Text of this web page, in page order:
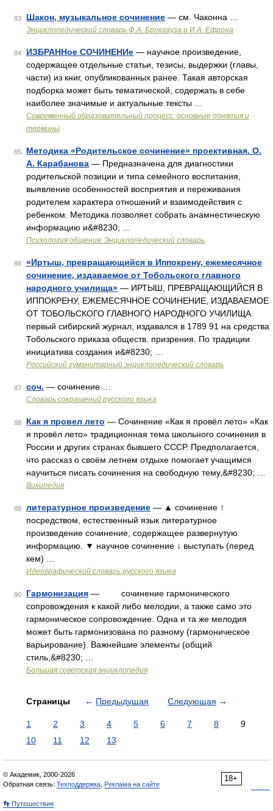
83 Шакон, музыкальное сочинение — см. Чаконна …
Энциклопедический словарь Ф.А. Брокгауза и И.А. Ефрона
84 ИЗБРАННое СОЧИНЕНИе — научное произведение,
содержащее отдельные статьи, тезисы, выдержки (главы,
части) из книг, опубликованных ранее. Такая авторская
подборка может быть тематической, содержать в себе
наиболее значимые и актуальные тексты …
Современный образовательный процесс: основные понятия и
термины
85
Методика «Родительское сочинение» проективная. О.
А. Карабанова — Предназначена для диагностики
родительской позиции и типа семейного воспитания,
выявление особенностей восприятия и переживания
родителем характера отношений и взаимодействия с
ребенком. Методика позволяет собрать анамнестическую
информацию и&#8230; …
Психология общения. Энциклопедический словарь
86
«Иртыш, превращающийся в Иппокрену, ежемесячное
сочинение, издаваемое от Тобольского главного
народного училища» — ИРТЫШ, ПРЕВРАЩАЮЩИЙСЯ В
ИППОКРЕНУ, ЕЖЕМЕСЯЧНОЕ СОЧИНЕНИЕ, ИЗДАВАЕМОЕ
ОТ ТОБОЛЬСКОГО ГЛАВНОГО НАРОДНОГО УЧИЛИЩА
первый сибирский журнал, издавался в 1789 91 на средства
Тобольского приказа обществ. призрения. По традиции
инициатива создания и&#8230; …
Российский гуманитарный энциклопедический словарь
87 соч. — сочинение …
Словарь сокращений русского языка
88 Как я провел лето — Сочинение «Как я провёл лето» «Как
я провёл лето» традиционная тема школьного сочинения в
России и других странах бывшего СССР. Предполагается,
что рассказ о своём летнем отдыхе помогает учащимся
научиться писать сочинения на свободную тему,&#8230; …
Википедия
89 литературное произведение — ▲ сочинение ↑
посредством, естественный язык литературное
произведение сочинение, содержащее развернутую
информацию. ▼ научное сочинение ↓ выступать (перед
кем) …
Идеографический словарь русского языка
90 Гармонизация — сочинение гармонического
сопровождения к какой либо мелодии, а также само это
гармоническое сопровождение. Одна и та же мелодия
может быть гармонизована по разному (гармоническое
варьирование). Важнейшие элементы (общий
стиль,&#8230; …
Большая советская энциклопедия
Страницы ← Предыдущая Следующая →
1 2 3 4 5 6 7 8
9
10
11 12 13
18+
© Академик, 2000-2026
Обратная связь: Техподдержка Реклама на сайте
👣 Путешествия